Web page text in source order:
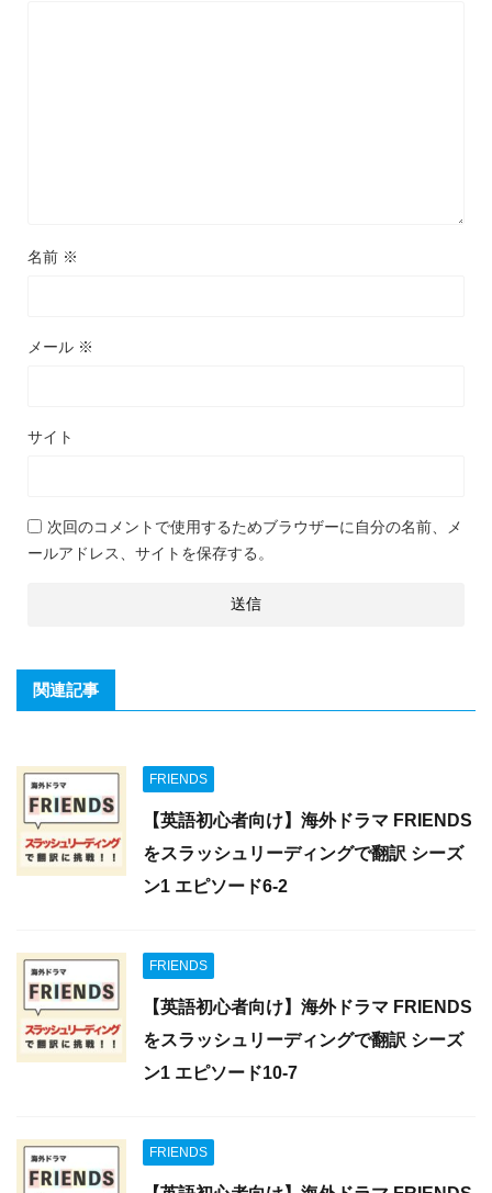
名前 ※
メール ※
サイト
次回のコメントで使用するためブラウザーに自分の名前、メ
ールアドレス、サイトを保存する。
関連記事
FRIENDS
【英語初心者向け】海外ドラマ FRIENDS
をスラッシュリーディングで翻訳 シーズ
ン1 エピソード6-2
FRIENDS
【英語初心者向け】海外ドラマ FRIENDS
をスラッシュリーディングで翻訳 シーズ
ン1 エピソード10-7
FRIENDS